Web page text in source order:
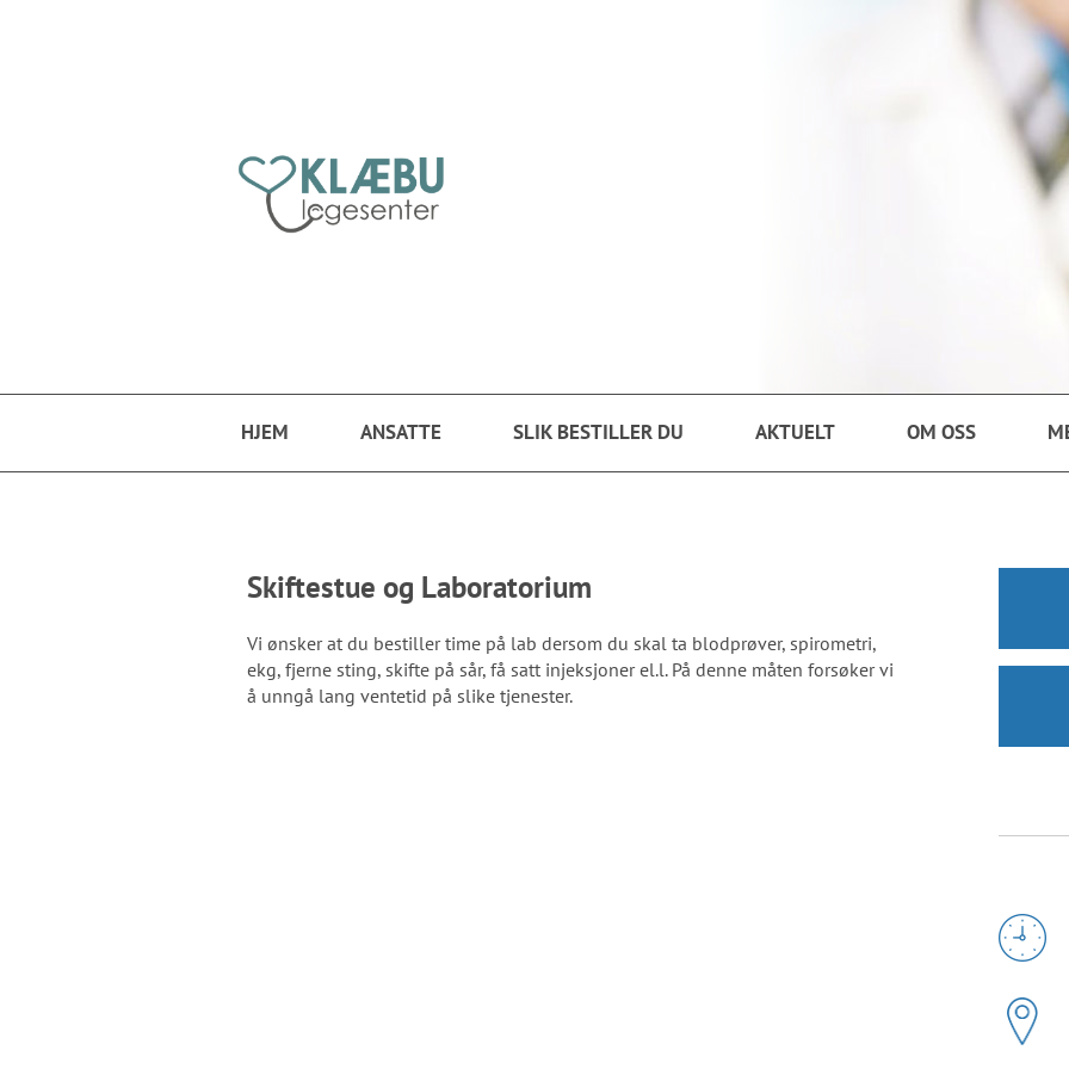
HJEM ANSATTE SLIK BESTILLER DU AKTUELT OM OSS
Skiftestue og Laboratorium
Vi ønsker at du bestiller time på lab dersom du skal ta blodprøver, spirometri,
ekg, fjerne sting, skifte på sår, få satt injeksjoner el.l. På denne måten forsøker vi
å unngå lang ventetid på slike tjenester.